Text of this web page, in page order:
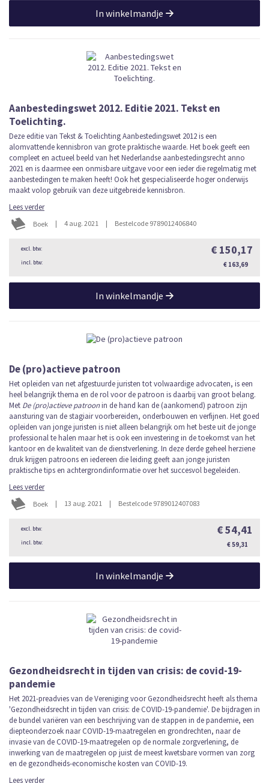
In winkelmandje
Aanbestedingswet 2012. Editie 2021. Tekst en
Toelichting.
Deze editie van Tekst & Toelichting Aanbestedingswet 2012 is een
alomvattende kennisbron van grote praktische waarde. Het boek geeft een
compleet en actueel beeld van het Nederlandse aanbestedingsrecht anno
2021 en is daarmee een onmisbare uitgave voor een ieder die regelmatig met
aanbestedingen te maken heeft! Ook het gespecialiseerde hoger onderwijs
maakt volop gebruik van deze uitgebreide kennisbron.
Lees verder
Boek | 4 aug. 2021 | Bestelcode 9789012406840
€ 150,17
€ 163,69
In winkelmandje
De (pro)actieve patroon
Het opleiden van net afgestuurde juristen tot volwaardige advocaten, is een
heel belangrijk thema en de rol voor de patroon is daarbij van groot belang.
Met De (pro)actieve patroonin de hand kan de (aankomend) patroon zijn
aansturing van de stagiair voorbereiden, onderbouwen en verfijnen. Het goed
opleiden van jonge juristen is niet alleen belangrijk om het beste uit de jonge
professional te halen maar het is ook een investering in de toekomst van het
kantoor en de kwaliteit van de dienstverlening. In deze derde geheel herziene
druk krijgen patroons en iedereen die leiding geeft aan jonge juristen
praktische tips en achtergrondinformatie over het succesvol begeleiden.
Lees verder
Boek | 13 aug. 2021 | Bestelcode 9789012407083
€ 54,41
€ 59,31
In winkelmandje
Gezondheidsrecht in tijden van crisis: de covid-19-
pandemie
Het 2021-preadvies van de Vereniging voor Gezondheidsrecht heeft als thema
'Gezondheidsrecht in tijden van crisis: de COVID-19-pandemie'. De bijdragen in
de bundel variëren van een beschrijving van de stappen in de pandemie, een
diepteonderzoek naar COVID-19-maatregelen en grondrechten, naar de
invasie van de COVID-19-maatregelen op de normale zorgverlening, de
inwerking van de maatregelen op juist de meest kwetsbare vormen van zorg
en de gezondheids-economische kosten van COVID-19.
Lees verder